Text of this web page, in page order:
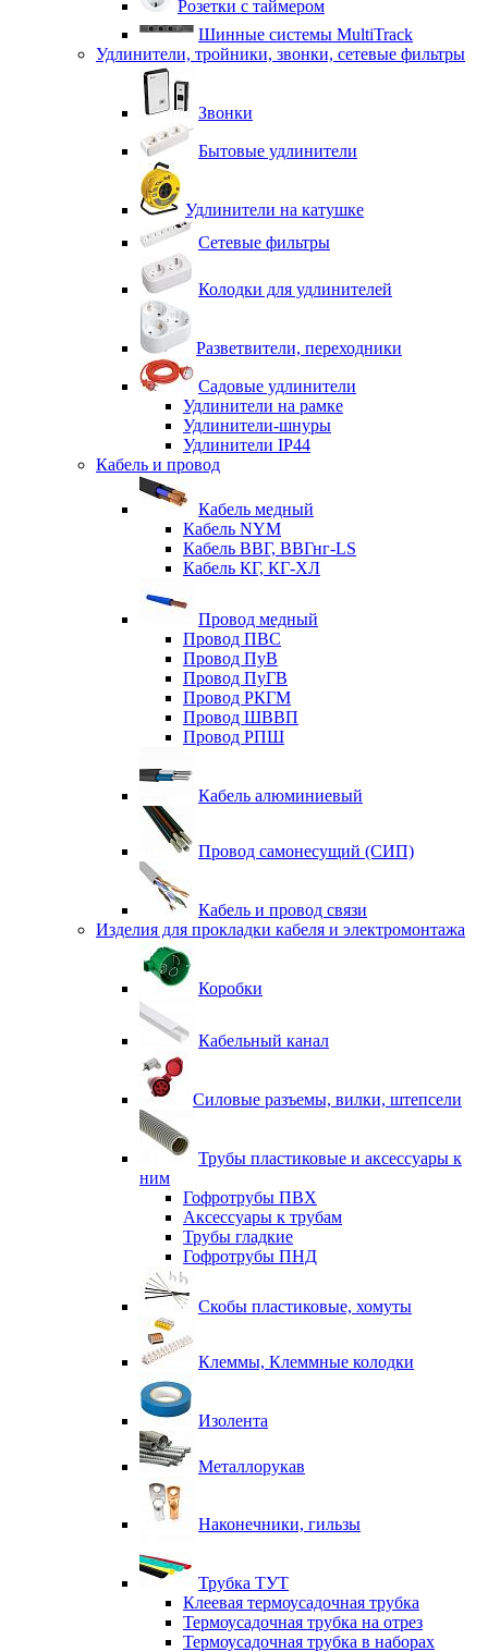
Розетки с таймером
Шинные системы MultiTrack
Удлинители, тройники, звонки, сетевые фильтры
Звонки
Бытовые удлинители
Удлинители на катушке
Сетевые фильтры
Колодки для удлинителей
Разветвители, переходники
Садовые удлинители
Удлинители на рамке
Удлинители-шнуры
Удлинители IP44
Кабель и провод
Кабель медный
Кабель NYM
Кабель ВВГ, ВВГнг-LS
Кабель КГ, КГ-ХЛ
Провод медный
Провод ПВС
Провод ПуВ
Провод ПуГВ
Провод РКГМ
Провод ШВВП
Провод РПШ
Кабель алюминиевый
Провод самонесущий (СИП)
Кабель и провод связи
Изделия для прокладки кабеля и электромонтажа
Коробки
Кабельный канал
Силовые разъемы, вилки, штепсели
Трубы пластиковые и аксессуары к
ним
Гофротрубы ПВХ
Аксессуары к трубам
Трубы гладкие
Гофротрубы ПНД
Скобы пластиковые, хомуты
Клеммы, Клеммные колодки
Изолента
Металлорукав
Наконечники, гильзы
Трубка ТУТ
Клеевая термоусадочная трубка
Термоусадочная трубка на отрез
Термоусадочная трубка в наборах